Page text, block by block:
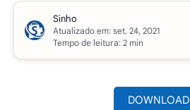
Atualizado em:
Tempo de leitura: 2 min
DOWNLOAD